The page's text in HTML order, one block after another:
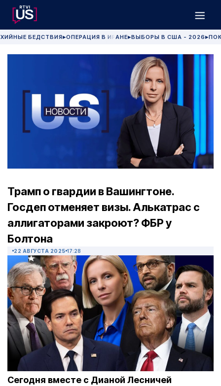
БЕДСТВИЯ▶ОПЕРАЦИЯ В ИРАНЕ▶ВЫБОРЫ В США - 2026 ▶
Трамп о гвардии в Вашингтоне.
Госдеп отменяет визы. Алькатрас с
аллигаторами закроют? ФБР у
Болтона
22 АВГУСТА 2025 17:28
Сегодня вместе с Дианой Лесничей